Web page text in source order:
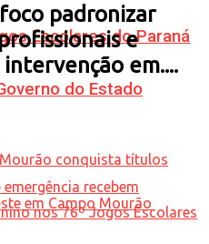
Escolares do Paraná
do Estado
padronizar
e
em....